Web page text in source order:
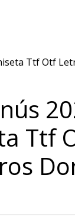
Ttf Otf
Ttf